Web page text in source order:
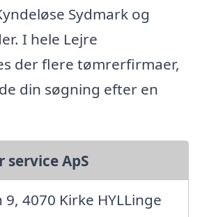
Sydmark og
I hele Lejre
der flere tømrerfirmaer,
din søgning efter en
service ApS
4070 Kirke HYLLinge